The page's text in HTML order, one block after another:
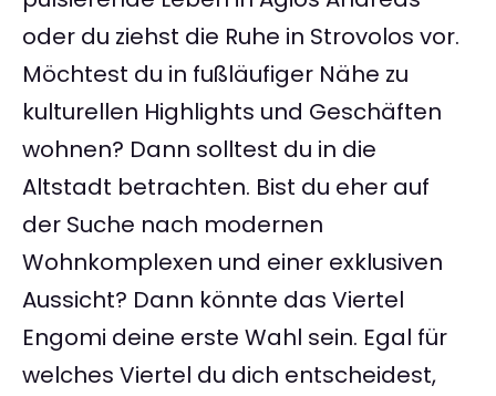
oder du ziehst die Ruhe in Strovolos vor.
Möchtest du in fußläufiger Nähe zu
kulturellen Highlights und Geschäften
wohnen? Dann solltest du in die
Altstadt betrachten. Bist du eher auf
der Suche nach modernen
Wohnkomplexen und einer exklusiven
Aussicht? Dann könnte das Viertel
Engomi deine erste Wahl sein. Egal für
welches Viertel du dich entscheidest,